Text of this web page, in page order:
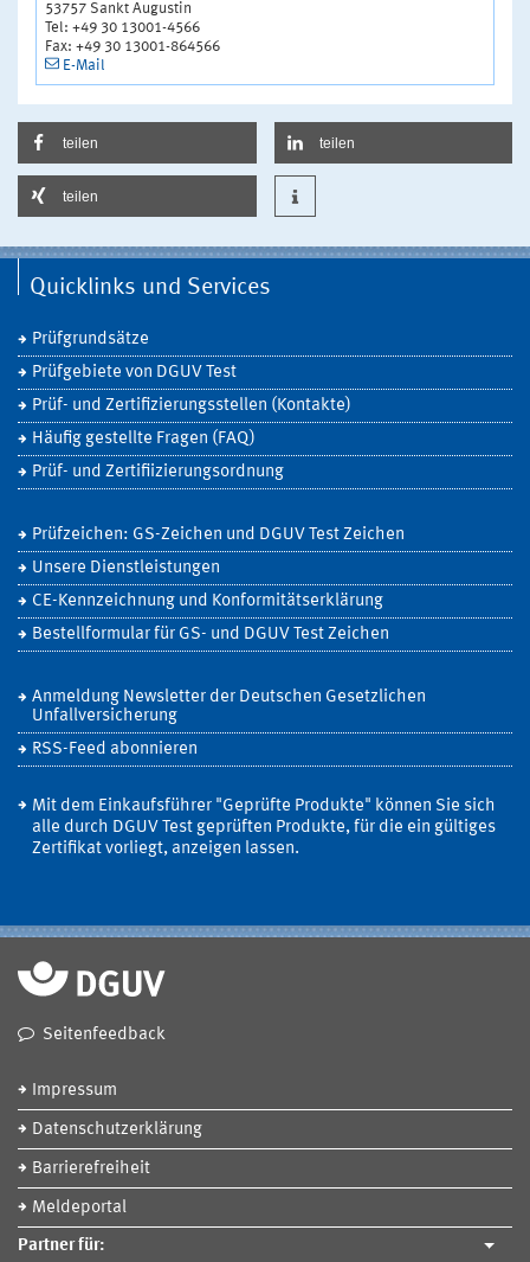
53757 Sankt Augustin
Tel: +49 30 13001-4566
Fax: +49 30 13001-864566
E-Mail
teilen teilen
teilen
Quicklinks und Services
Prüfgrundsätze
Prüfgebiete von DGUV Test
Prüf- und Zertifizierungsstellen (Kontakte)
Häufig gestellte Fragen (FAQ)
Prüf- und Zertifiizierungsordnung
Prüfzeichen: GS-Zeichen und DGUV Test Zeichen
Unsere Dienstleistungen
CE-Kennzeichnung und Konformitätserklärung
Bestellformular für GS- und DGUV Test Zeichen
Anmeldung Newsletter der Deutschen Gesetzlichen
Unfallversicherung
RSS-Feed abonnieren
Mit dem Einkaufsführer "Geprüfte Produkte" können Sie sich
alle durch DGUV Test geprüften Produkte, für die ein gültiges
Zertifikat vorliegt, anzeigen lassen.
Seitenfeedback
Impressum
Datenschutzerklärung
Barrierefreiheit
Meldeportal
Partner für: